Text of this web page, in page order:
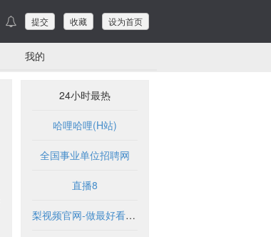
提交 收藏 设为首页
我的
24小时最热
哈哩哈哩(H站)
全国事业单位招聘网
直播8
梨视频官网-做最好看的资讯短视频-Pear Video